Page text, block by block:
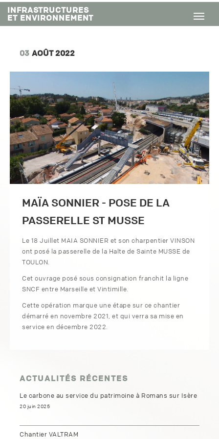
INFRASTRUCTURES
ET ENVIRONNEMENT
03 AOÛT 2022
MAÏA SONNIER - POSE DE LA
PASSERELLE ST MUSSE
Le 18 Juillet MAIA SONNIER et son charpentier VINSON
ont posé la passerelle de la Halte de Sainte MUSSE de
TOULON.
Cet ouvrage posé sous consignation franchit la ligne
SNCF entre Marseille et Vintimille.
Cette opération marque une étape sur ce chantier
démarré en novembre 2021, et qui verra sa mise en
service en décembre 2022.
ACTUALITÉS RÉCENTES
Le carbone au service du patrimoine à Romans sur Isère
20 juin 2025
Chantier VALTRAM